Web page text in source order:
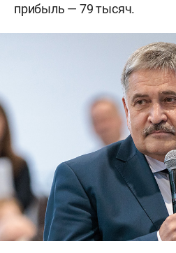
прибыль — 79 тысяч.